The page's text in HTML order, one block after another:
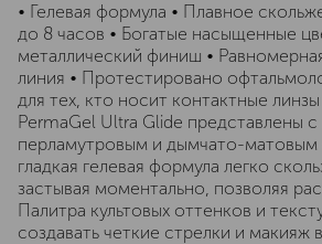
• Гелевая формула • Плавное
до 8 часов • Богатые насыщенные
металлический финиш •
линия • Протестировано
для тех, кто носит контактные
PermaGel Ultra Glide представлены
перламутровым и дымчато-матовым
гладкая гелевая формула легко
застывая моментально, позволяя
Палитра культовых оттенков и
создавать четкие стрелки и макияж